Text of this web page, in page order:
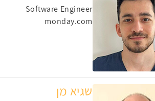
Software Engineer
monday.com
שגיא מן